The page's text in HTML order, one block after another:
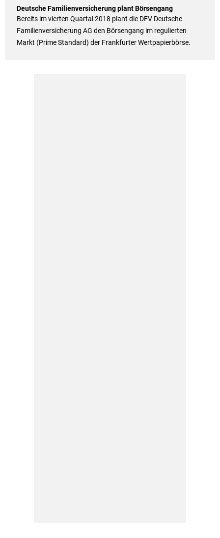
Deutsche Familienversicherung plant Börsengang
Bereits im vierten Quartal 2018 plant die DFV Deutsche
Familienversicherung AG den Börsengang im regulierten
Markt (Prime Standard) der Frankfurter Wertpapierbörse.